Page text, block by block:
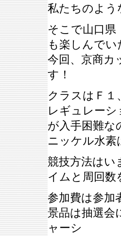
私たちのよう
そこで山口
も楽しんでい
今回、京商カ
す！
クラスはＦ１
レギュレー
が入手困難な
ニッケル水素
競技方法はい
イムと周回数
参加費は参加
景品は抽選会
ャーシ